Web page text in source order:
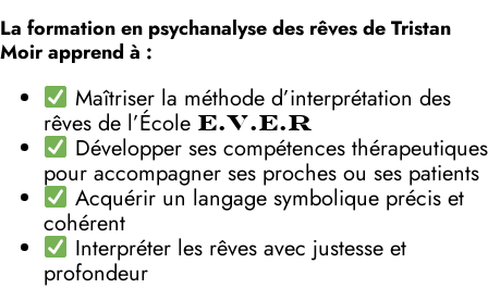
La formation en psychanalyse des rêves de Tristan
Moir apprend à :
Maîtriser la méthode d’interprétation des
rêves de l’École E.V.E.R
Développer ses compétences thérapeutiques
pour accompagner ses proches ou ses patients
Acquérir un langage symbolique précis et
cohérent
Interpréter les rêves avec justesse et
profondeur